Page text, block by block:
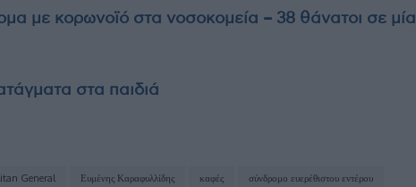
με κορωνοϊό στα νοσοκομεία – 38 θάνατοι σε μία
στα παιδιά
General Ευμένης Καραφυλλίδης καφές σύνδρομο ευερέθιστου εντέρου